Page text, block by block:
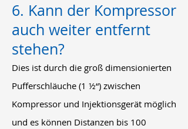
6. Kann der Kompressor
auch weiter entfernt
stehen?
Dies ist durch die groß dimensionierten
Pufferschläuche (1 ½“) zwischen
Kompressor und Injektionsgerät möglich
und es können Distanzen bis 100